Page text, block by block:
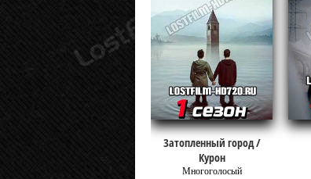
Затопленный город /
Курон
Многоголосый